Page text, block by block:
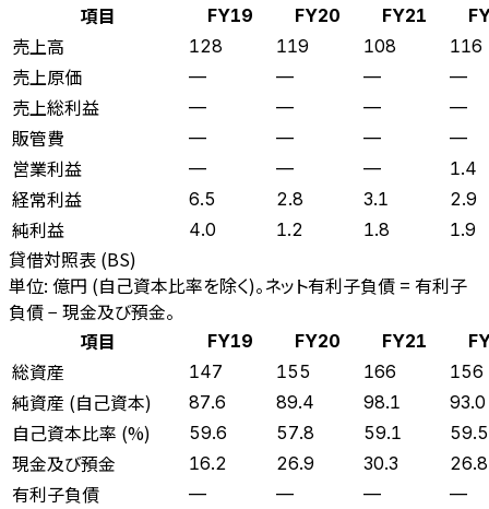
項目
FY19 FY20 FY21
売上高 128 119 108 116
売上原価 — — — —
売上総利益 — — — —
販管費 — — — —
営業利益 — — — 1.4
経常利益 6.5 2.8 3.1 2.9
純利益 4.0 1.2 1.8 1.9
貸借対照表 (BS)
単位: 億円 (自己資本比率を除く)。ネット有利子負債 = 有利子
負債 − 現金及び預金。
項目
FY19 FY20 FY21
総資産 147 155 166 156
純資産 (自己資本) 87.6 89.4 98.1 93.0
自己資本比率 (%) 59.6 57.8 59.1 59.5
現金及び預金 16.2 26.9 30.3 26.8
有利子負債 — — — —